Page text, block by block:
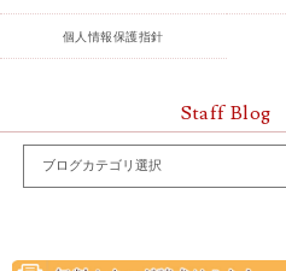
個人情報保護指針
Staff Blog